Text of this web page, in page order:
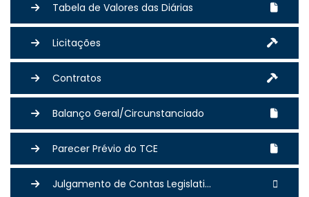
Tabela de Valores das Diárias
Licitações
Contratos
Balanço Geral/Circunstanciado
Parecer Prévio do TCE
Julgamento de Contas Legislati...